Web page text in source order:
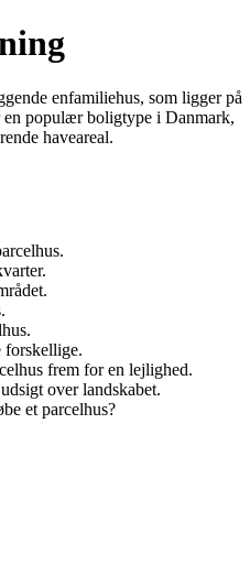
enfamiliehus, som ligger på
en populær boligtype i Danmark,
haveareal.
forskellige.
frem for en lejlighed.
over landskabet.
et parcelhus?